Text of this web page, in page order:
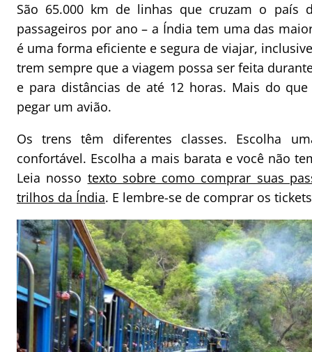
São 65.000 km de linhas que cruzam o país
passageiros por ano – a Índia tem uma das
é uma forma eficiente e segura de viajar,
trem sempre que a viagem possa ser feita
e para distâncias de até 12 horas. Mais do
pegar um avião.
Os trens têm diferentes classes. Escolha
confortável. Escolha a mais barata e você não
Leia nosso texto sobre como comprar suas
trilhos da Índia. E lembre-se de comprar os